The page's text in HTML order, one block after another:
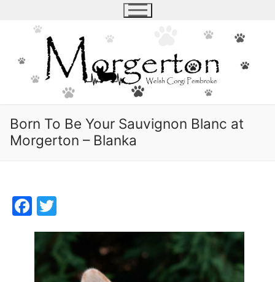
Born To Be Your Sauvignon Blanc at
Morgerton – Blanka
Facebook